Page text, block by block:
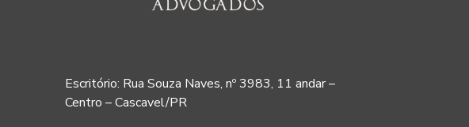
Escritório: Rua Souza Naves, nº 3983, 11 andar –
Centro – Cascavel/PR